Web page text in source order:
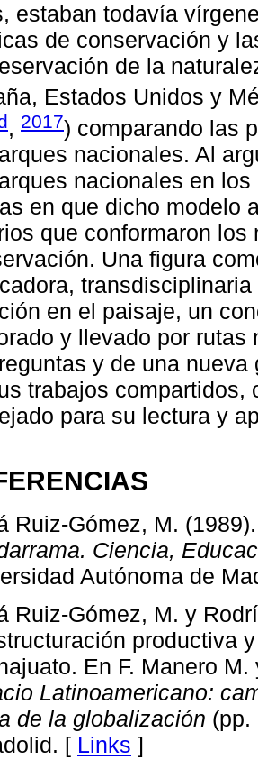
estaban todavía
de conservación y
de la
Estados Unidos y
, 2017) comparando las
nacionales. Al
nacionales en
en que dicho modelo
que conformaron
Una figura
en el paisaje, un
y llevado por
y de una
trabajos compartidos,
para su lectura y
Ruiz-Gómez, M.
Ciencia,
Autónoma de
Ruiz-Gómez, M. y
productiva
En F. Manero
Latinoamericano:
de la globalización (pp.
[ Links ]